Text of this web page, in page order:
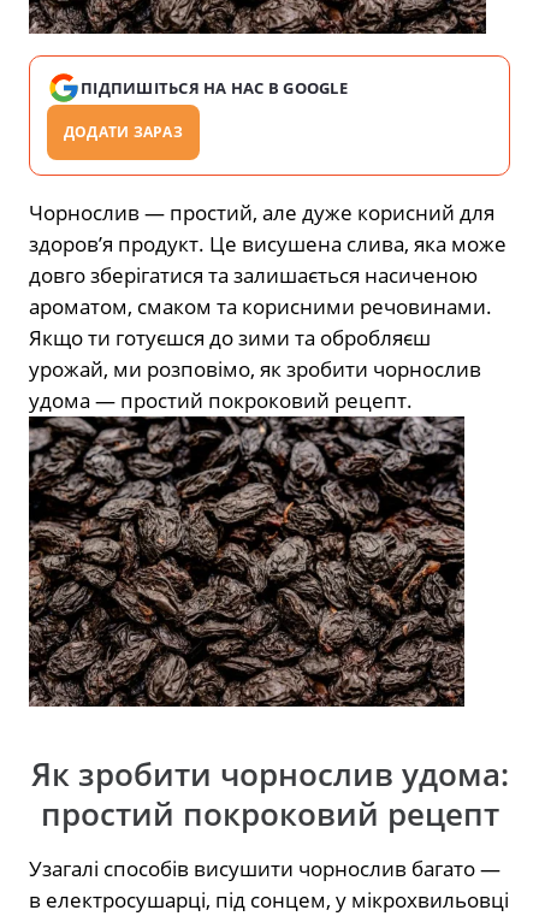
ПІДПИШІТЬСЯ НА НАС В GOOGLE
ДОДАТИ ЗАРАЗ
Чорнослив — простий, але дуже корисний для
здоров’я продукт. Це висушена слива, яка може
довго зберігатися та залишається насиченою
ароматом, смаком та корисними речовинами.
Якщо ти готуєшся до зими та обробляєш
урожай, ми розповімо, як зробити чорнослив
удома — простий покроковий рецепт.
Як зробити чорнослив удома:
простий покроковий рецепт
Узагалі способів висушити чорнослив багато —
в електросушарці, під сонцем, у мікрохвильовці